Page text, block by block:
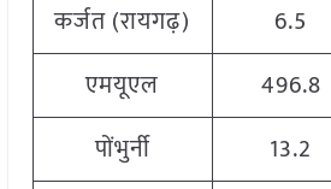
कर्जत (रायगढ़)
6.5
एमयूएल
496.8
पोंभुर्नी
13.2